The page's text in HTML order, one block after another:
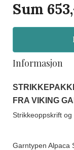
Sum 653
Informasjon
FRA VIKING
Strikkeoppskrift
Garntypen Alpaca